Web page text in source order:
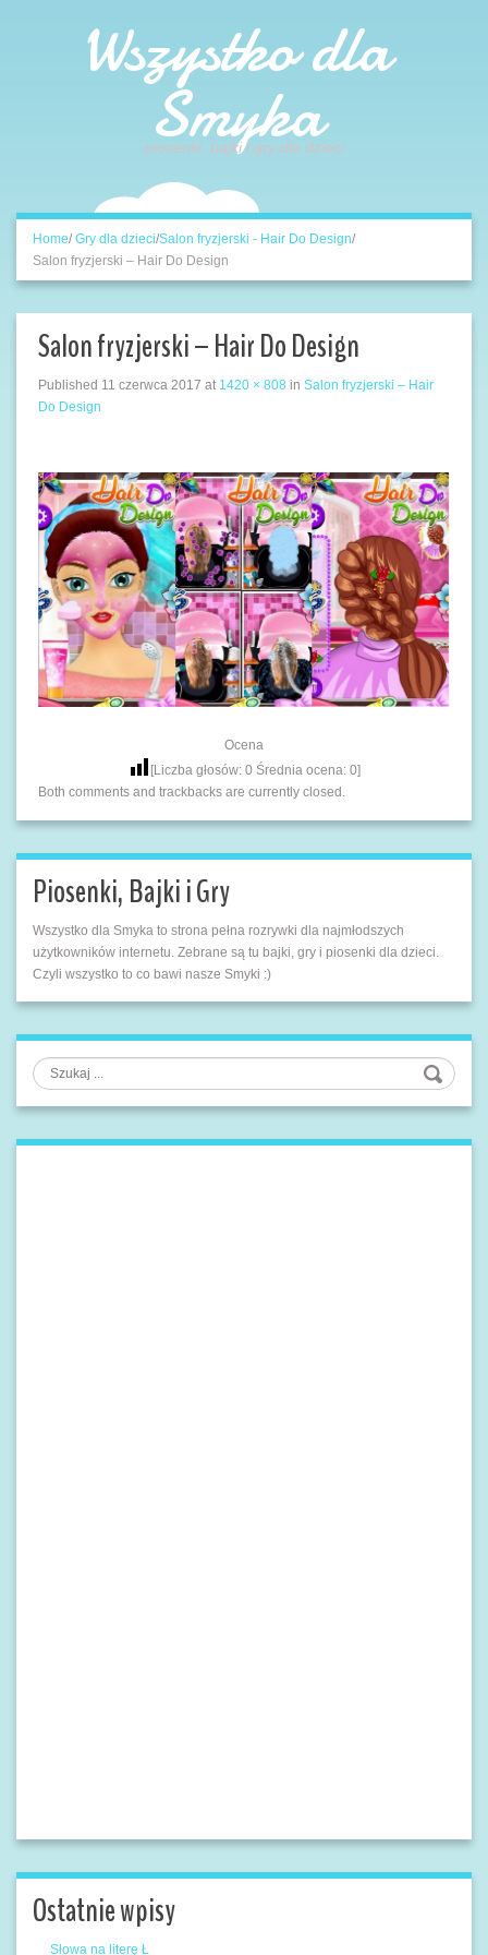
Wszystko dla
Smyka
piosenki, bajki i gry dla dzieci
Home/ Gry dla dzieci/Salon fryzjerski - Hair Do Design/
Salon fryzjerski – Hair Do Design
Salon fryzjerski – Hair Do Design
Published 11 czerwca 2017 at 1420 × 808 in Salon fryzjerski – Hair
Do Design
Ocena
[Liczba głosów: 0 Średnia ocena: 0]
Both comments and trackbacks are currently closed.
Piosenki, Bajki i Gry
Wszystko dla Smyka to strona pełna rozrywki dla najmłodszych
użytkowników internetu. Zebrane są tu bajki, gry i piosenki dla dzieci.
Czyli wszystko to co bawi nasze Smyki :)
Szukaj
Ostatnie wpisy
Słowa na literę Ł